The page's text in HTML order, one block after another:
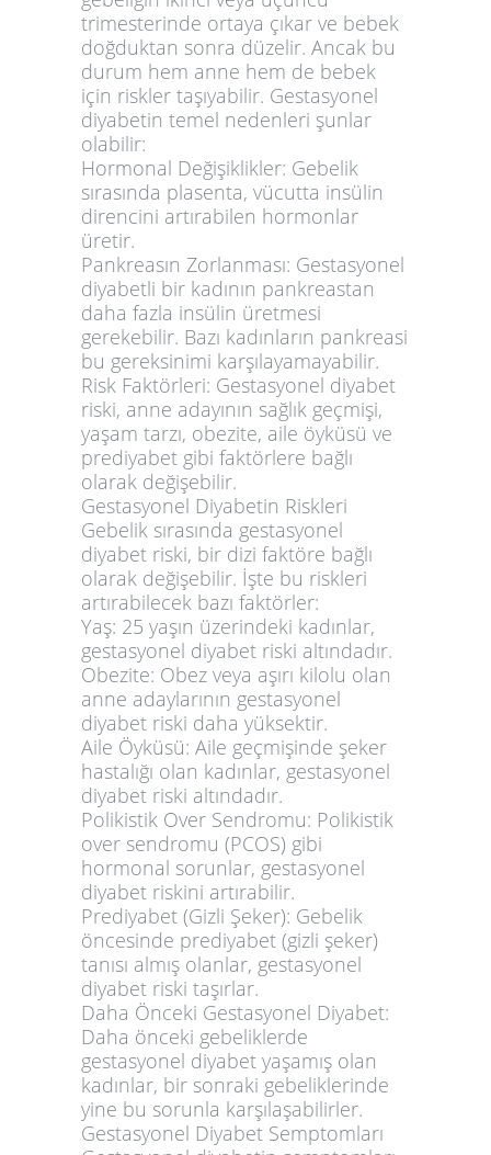
trimesterinde ortaya çıkar ve bebek
doğduktan sonra düzelir. Ancak bu
durum hem anne hem de bebek
için riskler taşıyabilir. Gestasyonel
diyabetin temel nedenleri şunlar
olabilir:
Hormonal Değişiklikler: Gebelik
sırasında plasenta, vücutta insülin
direncini artırabilen hormonlar
üretir.
Pankreasın Zorlanması: Gestasyonel
diyabetli bir kadının pankreastan
daha fazla insülin üretmesi
gerekebilir. Bazı kadınların pankreasi
bu gereksinimi karşılayamayabilir.
Risk Faktörleri: Gestasyonel diyabet
riski, anne adayının sağlık geçmişi,
yaşam tarzı, obezite, aile öyküsü ve
prediyabet gibi faktörlere bağlı
olarak değişebilir.
Gestasyonel Diyabetin Riskleri
Gebelik sırasında gestasyonel
diyabet riski, bir dizi faktöre bağlı
olarak değişebilir. İşte bu riskleri
artırabilecek bazı faktörler:
Yaş: 25 yaşın üzerindeki kadınlar,
gestasyonel diyabet riski altındadır.
Obezite: Obez veya aşırı kilolu olan
anne adaylarının gestasyonel
diyabet riski daha yüksektir.
Aile Öyküsü: Aile geçmişinde şeker
hastalığı olan kadınlar, gestasyonel
diyabet riski altındadır.
Polikistik Over Sendromu: Polikistik
over sendromu (PCOS) gibi
hormonal sorunlar, gestasyonel
diyabet riskini artırabilir.
Prediyabet (Gizli Şeker): Gebelik
öncesinde prediyabet (gizli şeker)
tanısı almış olanlar, gestasyonel
diyabet riski taşırlar.
Daha Önceki Gestasyonel Diyabet:
Daha önceki gebeliklerde
gestasyonel diyabet yaşamış olan
kadınlar, bir sonraki gebeliklerinde
yine bu sorunla karşılaşabilirler.
Gestasyonel Diyabet Semptomları